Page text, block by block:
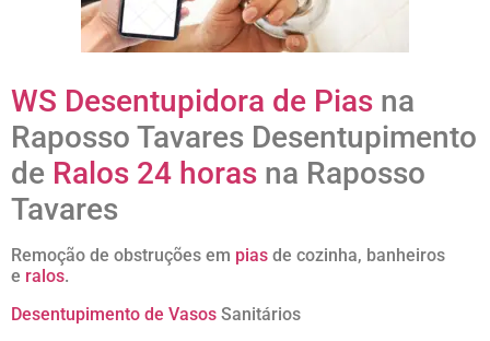
WS Desentupidora de Pias na
Raposso Tavares Desentupimento
de Ralos 24 horas na Raposso
Tavares
Remoção de obstruções em pias de cozinha, banheiros
e ralos.
Desentupimento de Vasos Sanitários